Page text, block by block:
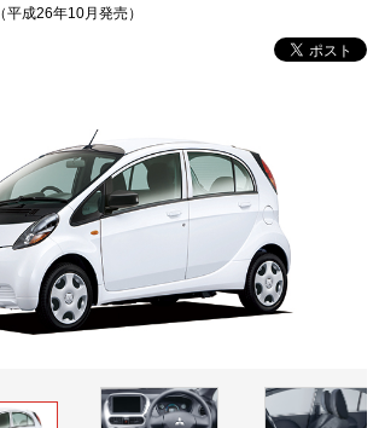
（平成26年10月発売）